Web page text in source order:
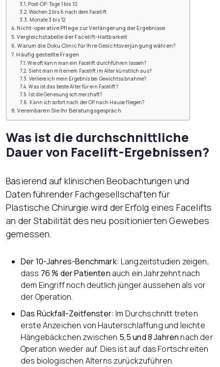
Post-OP: Tage 1 bis 10
Wochen 2 bis 6 nach dem Facelift
Monate 3 bis 12
Nicht-operative Pflege zur Verlängerung der Ergebnisse
Vergleichstabelle der Facelift-Haltbarkeit
Warum die Doku Clinic für Ihre Gesichtsverjüngung wählen?
Häufig gestellte Fragen
Wie oft kann man ein Facelift durchführen lassen?
Sieht man mit einem Facelift im Alter künstlich aus?
Verliere ich mein Ergebnis bei Gewichtsabnahme?
Was ist das beste Alter für ein Facelift?
Ist die Genesung schmerzhaft?
Kann ich sofort nach der OP nach Hause fliegen?
Vereinbaren Sie Ihr Beratungsgespräch
Was ist die durchschnittliche
Dauer von Facelift-Ergebnissen?
Basierend auf klinischen Beobachtungen und
Daten führender Fachgesellschaften für
Plastische Chirurgie wird der Erfolg eines Facelifts
an der Stabilität des neu positionierten Gewebes
gemessen.
Der 10-Jahres-Benchmark: Langzeitstudien zeigen,
dass 76 % der Patienten auch ein Jahrzehnt nach
dem Eingriff noch deutlich jünger aussehen als vor
der Operation.
Das Rückfall-Zeitfenster: Im Durchschnitt treten
erste Anzeichen von Hauterschlaffung und leichte
Hängebäckchen zwischen 5,5 und 8 Jahren nach der
Operation wieder auf. Dies ist auf das Fortschreiten
des biologischen Alterns zurückzuführen.